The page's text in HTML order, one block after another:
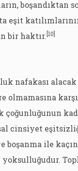
boşandıktan
eşit
bir haktır.[10]
nafakası
olmamasına
çoğunluğunun
cinsiyet
boşanma ile
yoksulluğudur.